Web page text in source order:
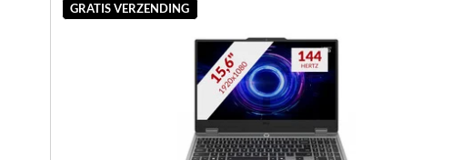
GRATIS VERZENDING